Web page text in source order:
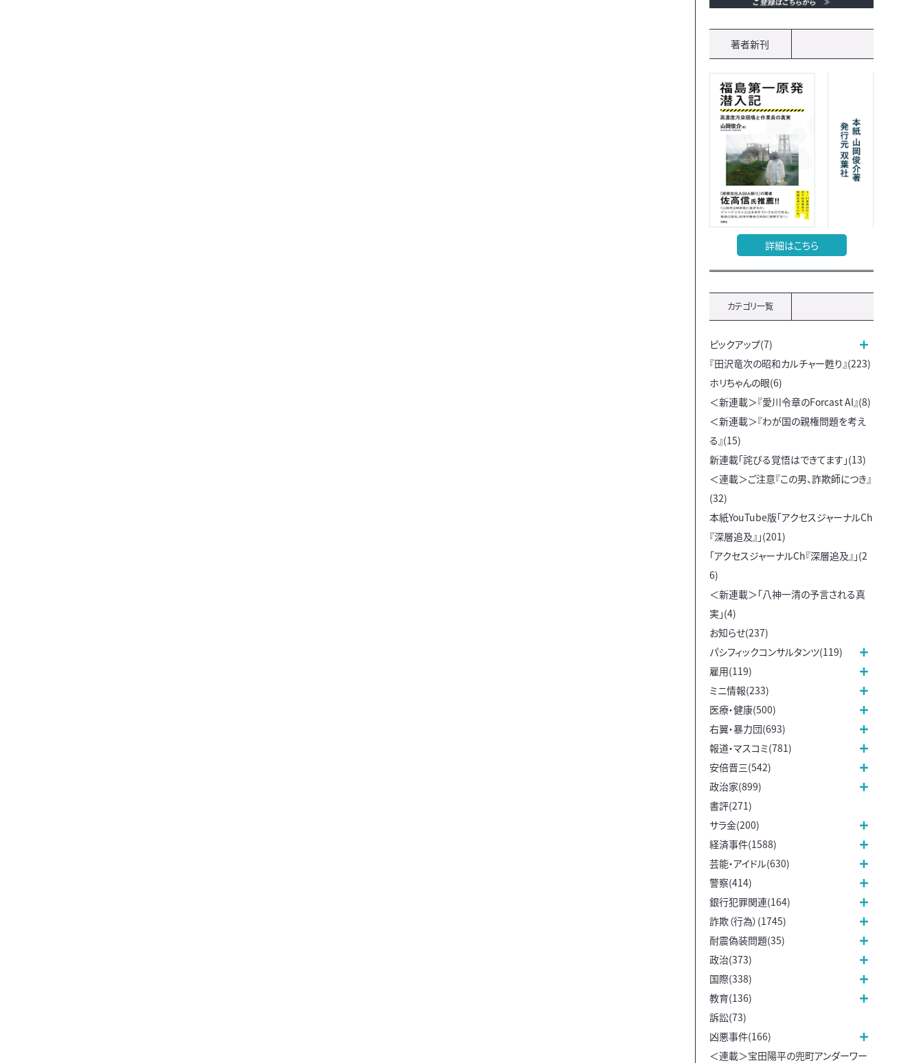
著者新刊
詳細はこちら
カテゴリ一覧
ピックアップ(7)
『田沢竜次の昭和カルチャー甦り』(223)
ホリちゃんの眼(6)
＜新連載＞『愛川令章のForcast AI』(8)
＜新連載＞『わが国の親権問題を考え
る』(15)
新連載「詫びる覚悟はできてます」(13)
＜連載＞ご注意『この男、詐欺師につき』
(32)
本紙YouTube版「アクセスジャーナルCh
『深層追及』」(201)
「アクセスジャーナルCh『深層追及』」(2
6)
＜新連載＞「八神一清の予言される真
実」(4)
お知らせ(237)
パシフィックコンサルタンツ(119)
雇用(119)
ミニ情報(233)
医療・健康(500)
右翼・暴力団(693)
報道・マスコミ(781)
安倍晋三(542)
政治家(899)
書評(271)
サラ金(200)
経済事件(1588)
芸能・アイドル(630)
警察(414)
銀行犯罪関連(164)
詐欺（行為）(1745)
耐震偽装問題(35)
政治(373)
国際(338)
教育(136)
訴訟(73)
凶悪事件(166)
＜連載＞宝田陽平の兜町アンダーワー